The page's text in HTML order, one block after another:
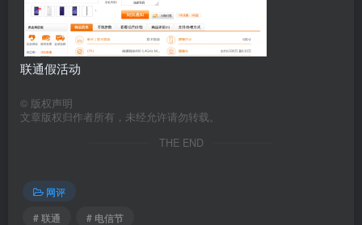
联通假活动
© 版权声明
文章版权归作者所有，未经允许请勿转载。
THE END
网评
# 联通
# 电信节